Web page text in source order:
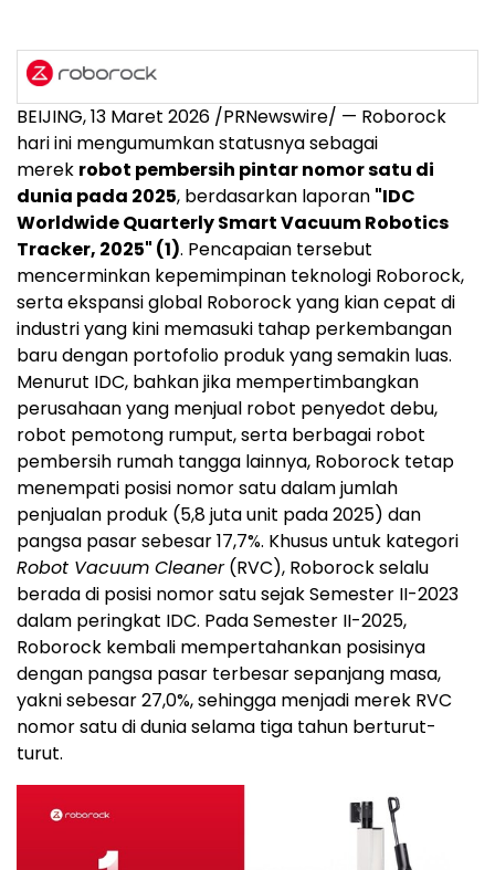
BEIJING,13 Maret 2026 /PRNewswire/ — Roborock
hari ini mengumumkan statusnya sebagai
merek robot pembersih pintar nomor satu di
dunia pada 2025, berdasarkan laporan "IDC
Worldwide Quarterly Smart Vacuum Robotics
Tracker, 2025" (1). Pencapaian tersebut
mencerminkan kepemimpinan teknologi Roborock,
serta ekspansi global Roborock yang kian cepat di
industri yang kini memasuki tahap perkembangan
baru dengan portofolio produk yang semakin luas.
Menurut IDC, bahkan jika mempertimbangkan
perusahaan yang menjual robot penyedot debu,
robot pemotong rumput, serta berbagai robot
pembersih rumah tangga lainnya, Roborock tetap
menempati posisi nomor satu dalam jumlah
penjualan produk (5,8 juta unit pada 2025) dan
pangsa pasar sebesar 17,7%. Khusus untuk kategori
Robot Vacuum Cleaner(RVC), Roborock selalu
berada di posisi nomor satu sejak Semester II-2023
dalam peringkat IDC. Pada Semester II-2025,
Roborock kembali mempertahankan posisinya
dengan pangsa pasar terbesar sepanjang masa,
yakni sebesar 27,0%, sehingga menjadi merek RVC
nomor satu di dunia selama tiga tahun berturut-
turut.